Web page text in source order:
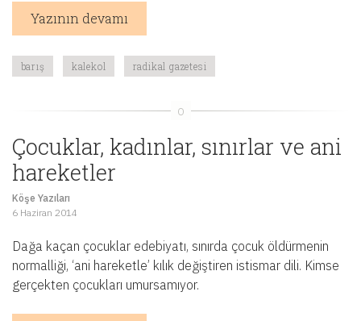
Yazının devamı
barış kalekol radikal gazetesi
Çocuklar, kadınlar, sınırlar ve ani
hareketler
Köşe Yazıları
6 Haziran 2014
Dağa kaçan çocuklar edebiyatı, sınırda çocuk öldürmenin
normalliği, ‘ani hareketle’ kılık değiştiren istismar dili. Kimse
gerçekten çocukları umursamıyor.